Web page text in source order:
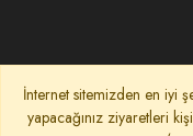
İnternet sitemizden en iyi
yapacağınız ziyaretleri